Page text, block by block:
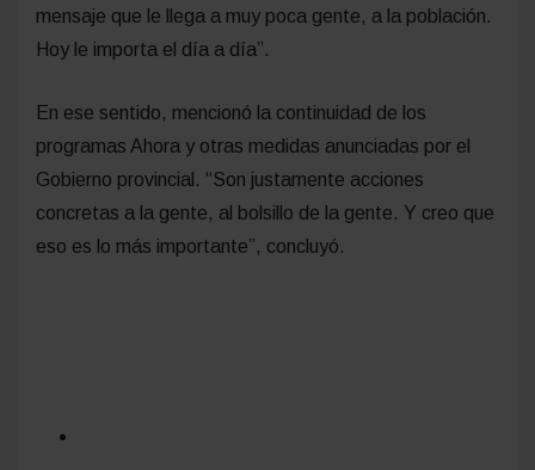
mensaje que le llega a muy poca gente, a la población.
Hoy le importa el día a día”.
En ese sentido, mencionó la continuidad de los
programas Ahora y otras medidas anunciadas por el
Gobierno provincial. “Son justamente acciones
concretas a la gente, al bolsillo de la gente. Y creo que
eso es lo más importante”, concluyó.